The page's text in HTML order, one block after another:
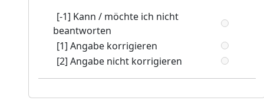
[-1] Kann / möchte ich nicht
beantworten
[1] Angabe korrigieren
[2] Angabe nicht korrigieren